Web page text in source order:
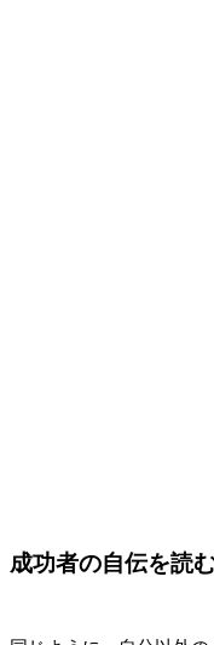
成功者の自伝を読